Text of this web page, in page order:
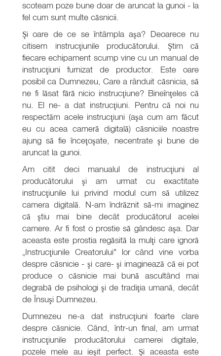
scoteam poze bune doar de aruncat la gunoi - la
fel cum sunt multe căsnicii.
Şi oare de ce se întâmpla aşa? Deoarece nu
citisem instrucţiunile producătorului. Ştim că
fiecare echipament scump vine cu un manual de
instrucţiuni furnizat de productor. Este oare
posibil ca Dumnezeu, Care a rânduit căsnicia, să
ne fi lăsat fără nicio instrucţiune? Bineînţeles că
nu. El ne- a dat instrucţiuni. Pentru că noi nu
respectăm acele instrucţiuni (aşa cum am făcut
eu cu acea cameră digitală) căsniciile noastre
ajung să fie înceţoşate, necentrate şi bune de
aruncat la gunoi.
Am citit deci manualul de instrucţiuni al
producătorului şi am urmat cu exactitate
instrucţiunile lui privind modul cum să utilizez
camera digitală. N-am îndrăznit să-mi imaginez
că ştiu mai bine decât producătorul acelei
camere. Ar fi fost o prostie să gândesc aşa. Dar
aceasta este prostia regăsită la mulţi care ignoră
„Instrucţiunile Creatorului" lor când vine vorba
despre căsnicie - şi care- şi imaginează că ei pot
produce o căsnicie mai bună ascultând mai
degrabă de psihologi şi de tradiţia umană, decât
de Însuşi Dumnezeu.
Dumnezeu ne-a dat instrucţiuni foarte clare
despre căsnicie. Când, într-un final, am urmat
instrucţiunile producătorului camerei digitale,
pozele mele au ieşit perfect. Şi aceasta este